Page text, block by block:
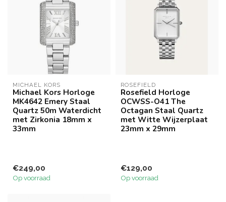
MICHAEL KORS
Michael Kors Horloge
MK4642 Emery Staal
Quartz 50m Waterdicht
met Zirkonia 18mm x
33mm
€249,00
Op voorraad
ROSEFIELD
Rosefield Horloge
OCWSS-O41 The
Octagan Staal Quartz
met Witte Wijzerplaat
23mm x 29mm
€129,00
Op voorraad